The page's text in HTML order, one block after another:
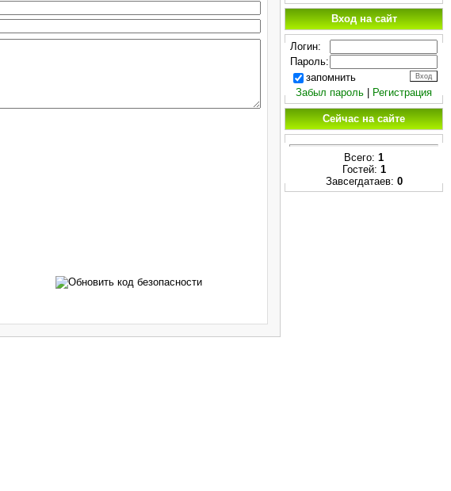
Вход на сайт
Логин:
Пароль:
запомнить
Забыл пароль
Регистрация
Сейчас на сайте
Всего: 1
Гостей: 1
Завсегдатаев: 0